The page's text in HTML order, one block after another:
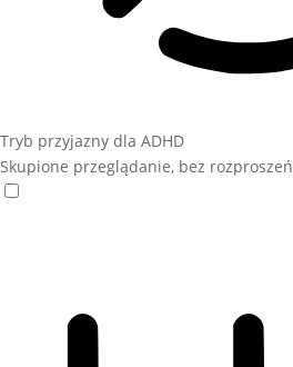
Tryb przyjazny dla ADHD
Skupione przeglądanie, bez rozproszeń